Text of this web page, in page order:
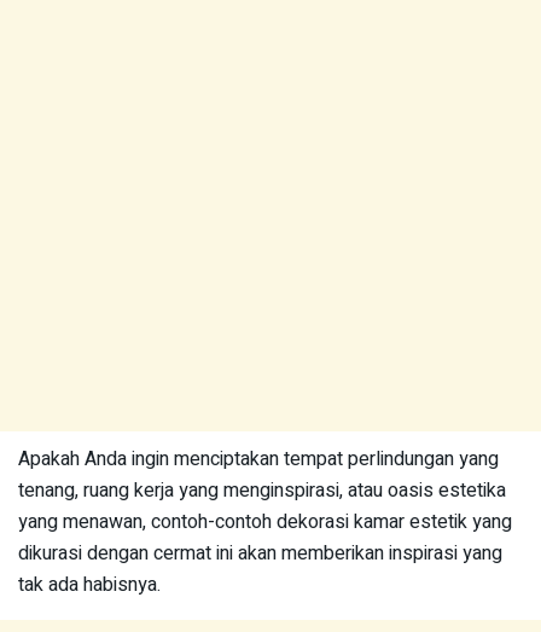
Apakah Anda ingin menciptakan tempat perlindungan yang
tenang, ruang kerja yang menginspirasi, atau oasis estetika
yang menawan, contoh-contoh dekorasi kamar estetik yang
dikurasi dengan cermat ini akan memberikan inspirasi yang
tak ada habisnya.